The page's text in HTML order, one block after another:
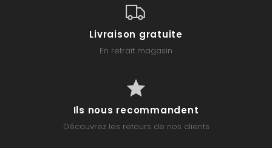
Livraison gratuite
En retrait magasin
Ils nous recommandent
Découvrez les retours de nos clients